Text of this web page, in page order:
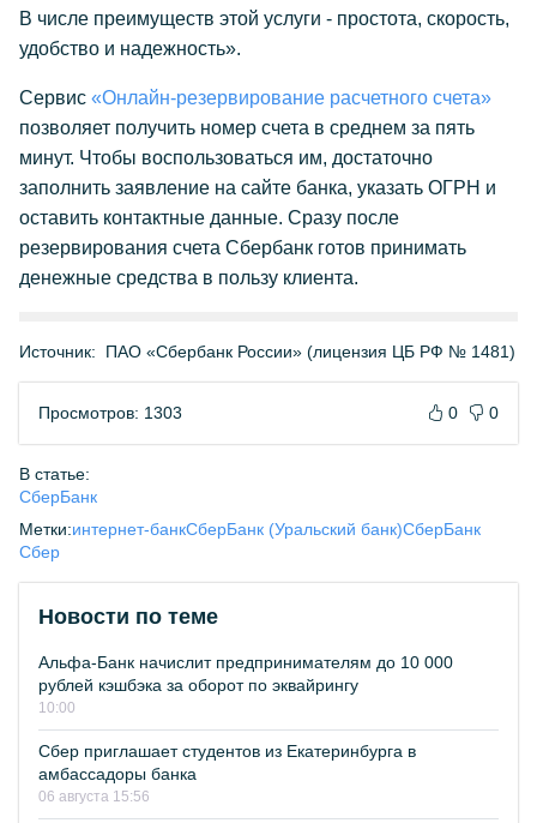
В числе преимуществ этой услуги - простота, скорость,
удобство и надежность».
Сервис «Онлайн-резервирование расчетного счета»
позволяет получить номер счета в среднем за пять
минут. Чтобы воспользоваться им, достаточно
заполнить заявление на сайте банка, указать ОГРН и
оставить контактные данные. Сразу после
резервирования счета Сбербанк готов принимать
денежные средства в пользу клиента.
Источник: ПАО «Сбербанк России» (лицензия ЦБ РФ № 1481)
Просмотров: 1303 0 0
В статье:
СберБанк
Метки:интернет-банкСберБанк (Уральский банк)СберБанк
Сбер
Новости по теме
Альфа-Банк начислит предпринимателям до 10 000
рублей кэшбэка за оборот по эквайрингу
10:00
Сбер приглашает студентов из Екатеринбурга в
амбассадоры банка
06 августа 15:56